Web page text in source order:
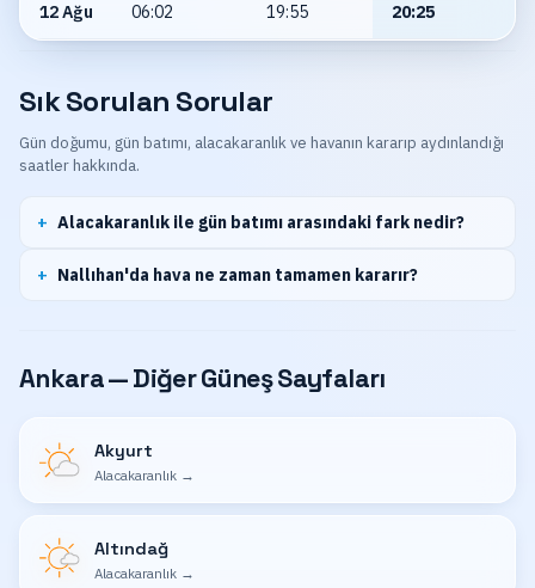
12 Ağu 06:02 19:55 20:25
Sık Sorulan Sorular
Gün doğumu, gün batımı, alacakaranlık ve havanın kararıp aydınlandığı
saatler hakkında.
Alacakaranlık ile gün batımı arasındaki fark nedir?
Nallıhan'da hava ne zaman tamamen kararır?
Ankara — Diğer Güneş Sayfaları
Akyurt
Alacakaranlık→
Altındağ
Alacakaranlık→